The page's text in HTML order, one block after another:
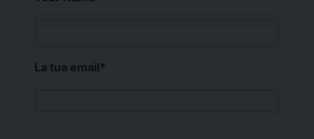
La tua email*